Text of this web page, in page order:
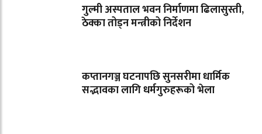
गुल्मी अस्पताल भवन निर्माणमा ढिलासुस्ती,
ठेक्का तोड्न मन्त्रीको निर्देशन
कप्तानगञ्ज घटनापछि सुनसरीमा धार्मिक
सद्भावका लागि धर्मगुरुहरूको भेला